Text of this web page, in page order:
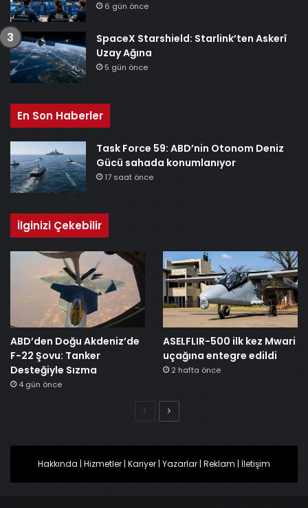
6 gün önce
SpaceX Starshield: Starlink’ten Askerî
Uzay Ağına
5 gün önce
En Son Haberler
Task Force 59: ABD’nin Otonom Deniz
Gücü sahada konumlanıyor
17 saat önce
İlginizi Çekebilir
ABD’den Doğu Akdeniz’de
F-22 Şovu: Tanker
Desteğiyle Sızma
4 gün önce
ASELFLIR-500 ilk kez Mwari
uçağına entegre edildi
2 hafta önce
ÖncekiSonraki
Hakkında | Hizmetler | Kariyer | Yazarlar | Reklam | İletişim